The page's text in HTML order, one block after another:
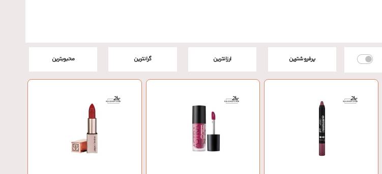
پرفروشترین ارزانترین گرانترین محبوبترین